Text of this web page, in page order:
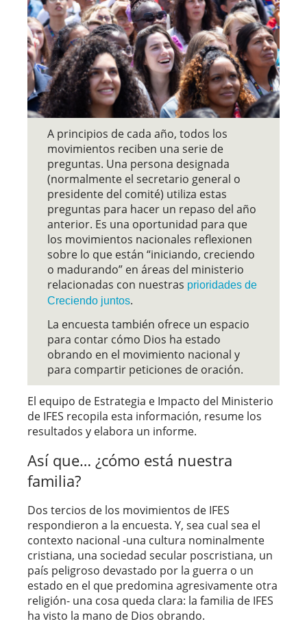
A principios de cada año, todos los
movimientos reciben una serie de
preguntas. Una persona designada
(normalmente el secretario general o
presidente del comité) utiliza estas
preguntas para hacer un repaso del año
anterior. Es una oportunidad para que
los movimientos nacionales reflexionen
sobre lo que están “iniciando, creciendo
o madurando” en áreas del ministerio
relacionadas con nuestras prioridades de
Creciendo juntos.
La encuesta también ofrece un espacio
para contar cómo Dios ha estado
obrando en el movimiento nacional y
para compartir peticiones de oración.
El equipo de Estrategia e Impacto del Ministerio
de IFES recopila esta información, resume los
resultados y elabora un informe.
Así que… ¿cómo está nuestra
familia?
Dos tercios de los movimientos de IFES
respondieron a la encuesta. Y, sea cual sea el
contexto nacional -una cultura nominalmente
cristiana, una sociedad secular poscristiana, un
país peligroso devastado por la guerra o un
estado en el que predomina agresivamente otra
religión- una cosa queda clara: la familia de IFES
ha visto la mano de Dios obrando.